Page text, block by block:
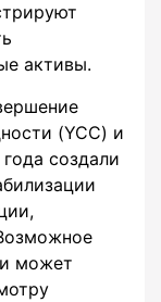
активы.
(YCC) и
создали
может